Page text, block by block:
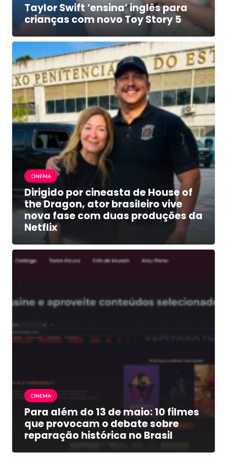
Taylor Swift ‘ensina’ inglês para
crianças com novo Toy Story 5
CINEMA
Dirigido por cineasta de House of
the Dragon, ator brasileiro vive
nova fase com duas produções da
Netflix
CINEMA
Para além do 13 de maio: 10 filmes
que provocam o debate sobre
reparação histórica no Brasil